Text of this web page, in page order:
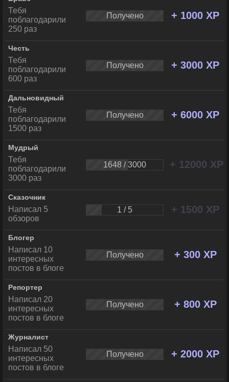
Тебя
поблагодарили
250 раз
Получено + 1000 XP
Честь
Тебя
поблагодарили
600 раз
Получено + 3000 XP
Дальновидный
Тебя
поблагодарили
1500 раз
Получено + 6000 XP
Мудрый
Тебя
поблагодарили
3000 раз
1648 / 3000 + 12000 XP
Сказочник
Написал 5
обзоров
1 / 5 + 1500 XP
Блогер
Написал 10
интересных
постов в блоге
Получено + 300 XP
Репортер
Написал 20
интересных
постов в блоге
Получено + 800 XP
Журналист
Написал 50
интересных
постов в блоге
Получено + 2000 XP